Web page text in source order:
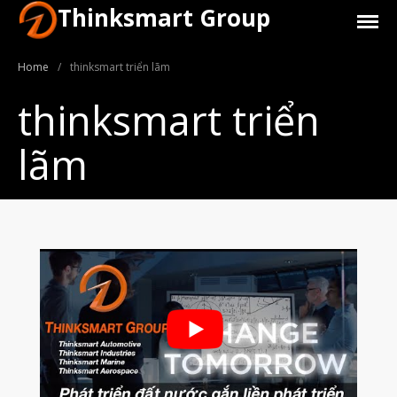
Trang Chủ
Máy In 3D Để Bàn Formlabs U.S.
Máy In 3D SLA Công Nghiệp
Máy in 3D EOS
Máy in 3D nhựa PEEK EXT 220
MED | 3D SYSTEM
Máy In 3D FDM Để Bàn & Công
Thinksmart Group
Home / thinksmart triển lãm
thinksmart triển
lãm